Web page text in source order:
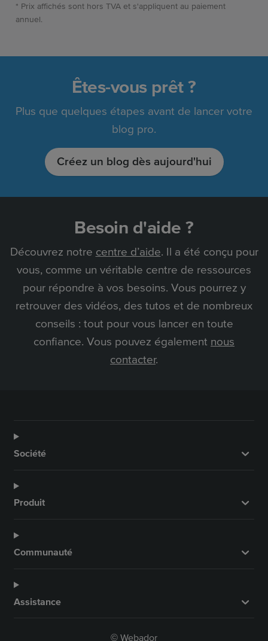
* Prix affichés sont hors TVA et s'appliquent au paiement
annuel.
Êtes-vous prêt ?
Plus que quelques étapes avant de lancer votre
blog pro.
Créez un blog dès aujourd'hui
Besoin d'aide ?
Découvrez notre centre d’aide. Il a été conçu pour
vous, comme un véritable centre de ressources
pour répondre à vos besoins. Vous pourrez y
retrouver des vidéos, des tutos et de nombreux
conseils : tout pour vous lancer en toute
confiance. Vous pouvez également nous
contacter.
Société
Produit
Communauté
Assistance
© Webador